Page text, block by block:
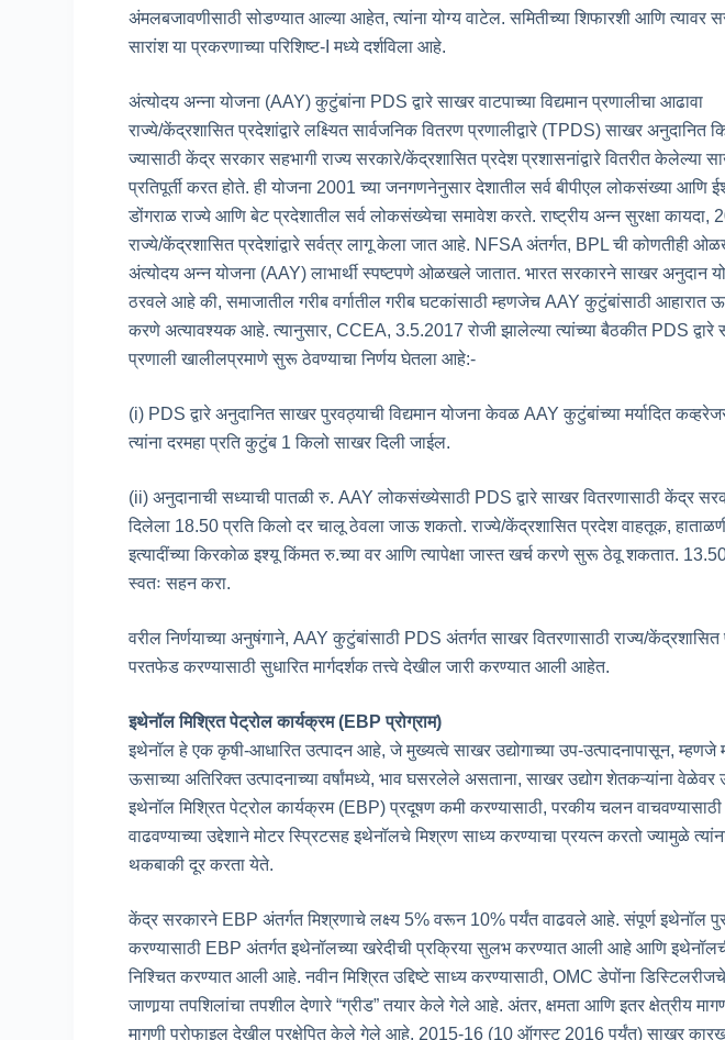
अंमलबजावणीसाठी सोडण्यात आल्या आहेत, त्यांना योग्य वाटेल. समितीच्या शिफारशी आणि त्यावर
सारांश या प्रकरणाच्या परिशिष्ट-I मध्ये दर्शविला आहे.
अंत्योदय अन्ना योजना (AAY) कुटुंबांना PDS द्वारे साखर वाटपाच्या विद्यमान प्रणालीचा आढावा
राज्ये/केंद्रशासित प्रदेशांद्वारे लक्ष्यित सार्वजनिक वितरण प्रणालीद्वारे (TPDS) साखर अनुदानित
ज्यासाठी केंद्र सरकार सहभागी राज्य सरकारे/केंद्रशासित प्रदेश प्रशासनांद्वारे वितरीत केलेल्या
प्रतिपूर्ती करत होते. ही योजना 2001 च्या जनगणनेनुसार देशातील सर्व बीपीएल लोकसंख्या आणि
डोंगराळ राज्ये आणि बेट प्रदेशातील सर्व लोकसंख्येचा समावेश करते. राष्ट्रीय अन्न सुरक्षा
राज्ये/केंद्रशासित प्रदेशांद्वारे सर्वत्र लागू केला जात आहे. NFSA अंतर्गत, BPL ची कोणतीही
अंत्योदय अन्न योजना (AAY) लाभार्थी स्पष्टपणे ओळखले जातात. भारत सरकारने साखर अनुदान
ठरवले आहे की, समाजातील गरीब वर्गातील गरीब घटकांसाठी म्हणजेच AAY कुटुंबांसाठी आहारात
करणे अत्यावश्यक आहे. त्यानुसार, CCEA, 3.5.2017 रोजी झालेल्या त्यांच्या बैठकीत PDS द्वारे
प्रणाली खालीलप्रमाणे सुरू ठेवण्याचा निर्णय घेतला आहे:-
(i) PDS द्वारे अनुदानित साखर पुरवठ्याची विद्यमान योजना केवळ AAY कुटुंबांच्या मर्यादित
त्यांना दरमहा प्रति कुटुंब 1 किलो साखर दिली जाईल.
(ii) अनुदानाची सध्याची पातळी रु. AAY लोकसंख्येसाठी PDS द्वारे साखर वितरणासाठी केंद्र
दिलेला 18.50 प्रति किलो दर चालू ठेवला जाऊ शकतो. राज्ये/केंद्रशासित प्रदेश वाहतूक,
इत्यादींच्या किरकोळ इश्यू किंमत रु.च्या वर आणि त्यापेक्षा जास्त खर्च करणे सुरू ठेवू शकतात. 13.50
स्वतः सहन करा.
वरील निर्णयाच्या अनुषंगाने, AAY कुटुंबांसाठी PDS अंतर्गत साखर वितरणासाठी राज्य/
परतफेड करण्यासाठी सुधारित मार्गदर्शक तत्त्वे देखील जारी करण्यात आली आहेत.
इथेनॉल मिश्रित पेट्रोल कार्यक्रम (EBP प्रोग्राम)
इथेनॉल हे एक कृषी-आधारित उत्पादन आहे, जे मुख्यत्वे साखर उद्योगाच्या उप-उत्पादनापासून,
ऊसाच्या अतिरिक्त उत्पादनाच्या वर्षांमध्ये, भाव घसरलेले असताना, साखर उद्योग शेतकऱ्यांना
इथेनॉल मिश्रित पेट्रोल कार्यक्रम (EBP) प्रदूषण कमी करण्यासाठी, परकीय चलन वाचवण्यासाठी
वाढवण्याच्या उद्देशाने मोटर स्प्रिटसह इथेनॉलचे मिश्रण साध्य करण्याचा प्रयत्न करतो ज्यामुळे
थकबाकी दूर करता येते.
केंद्र सरकारने EBP अंतर्गत मिश्रणाचे लक्ष्य 5% वरून 10% पर्यंत वाढवले ​​आहे. संपूर्ण इथेनॉल
करण्यासाठी EBP अंतर्गत इथेनॉलच्या खरेदीची प्रक्रिया सुलभ करण्यात आली आहे आणि
निश्चित करण्यात आली आहे. नवीन मिश्रित उद्दिष्टे साध्य करण्यासाठी, OMC डेपोंना
जाणार्‍या तपशिलांचा तपशील देणारे “ग्रीड” तयार केले गेले आहे. अंतर, क्षमता आणि इतर क्षेत्रीय
मागणी प्रोफाइल देखील प्रक्षेपित केले गेले आहे. 2015-16 (10 ऑगस्ट 2016 पर्यंत) साखर